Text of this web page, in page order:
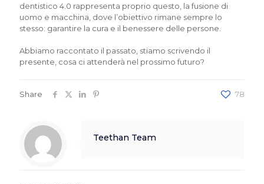
dentistico 4.0 rappresenta proprio questo, la fusione di
uomo e macchina, dove l’obiettivo rimane sempre lo
stesso: garantire la cura e il benessere delle persone.
Abbiamo raccontato il passato, stiamo scrivendo il
presente, cosa ci attenderà nel prossimo futuro?
Share 78
Teethan Team